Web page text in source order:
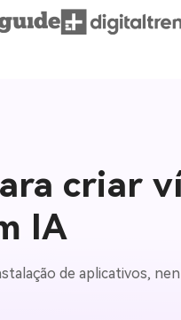
criar
IA
de aplicativos,